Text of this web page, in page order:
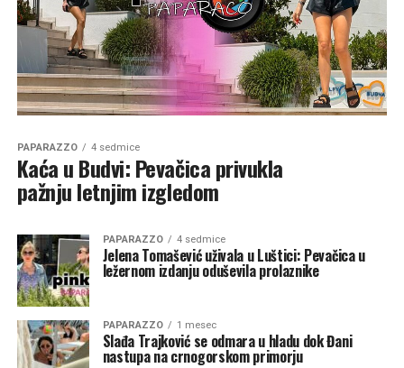
PAPARAZZO 4 sedmice
Kaća u Budvi: Pevačica privukla
pažnju letnjim izgledom
PAPARAZZO 4 sedmice
Jelena Tomašević uživala u Luštici: Pevačica u
ležernom izdanju oduševila prolaznike
PAPARAZZO 1 mesec
Slađa Trajković se odmara u hladu dok Đani
nastupa na crnogorskom primorju